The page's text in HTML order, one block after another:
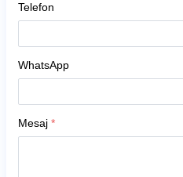
Telefon
WhatsApp
Mesaj *